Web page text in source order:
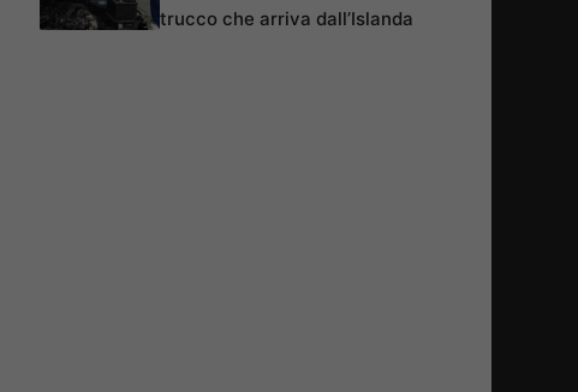
trucco che arriva dall’Islanda